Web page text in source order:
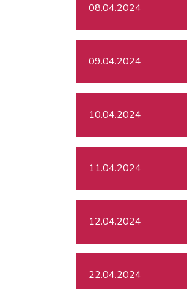
08.04.2024
09.04.2024
10.04.2024
11.04.2024
12.04.2024
22.04.2024